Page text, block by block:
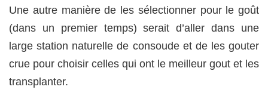
Une autre manière de les sélectionner pour le goût
(dans un premier temps) serait d’aller dans une
large station naturelle de consoude et de les gouter
crue pour choisir celles qui ont le meilleur gout et les
transplanter.